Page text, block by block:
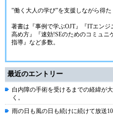
”働く大人の学び”を支援しながら得
著書は『事例で学ぶOJT』『ITエン
高め方』『速効!SEのためのコミュ
指導』など多数。
最近のエントリー
白内障の手術を受けるまでの経緯が
く。
雨の日も風の日も続けに続けて放送